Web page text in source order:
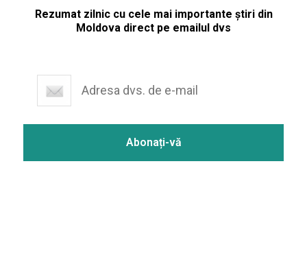
Rezumat zilnic cu cele mai importante știri din
Moldova direct pe emailul dvs